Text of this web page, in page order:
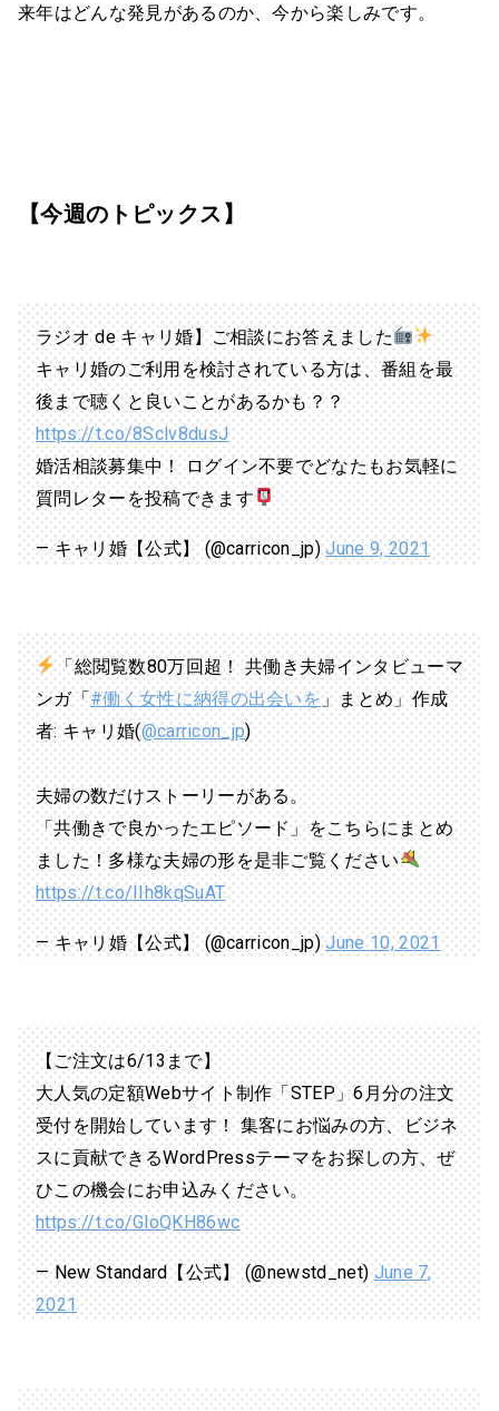
来年はどんな発見があるのか、今から楽しみです。
【今週のトピックス】
ラジオ de キャリ婚】ご相談にお答えました
キャリ婚のご利用を検討されている方は、番組を最
後まで聴くと良いことがあるかも？？
https://t.co/8Sclv8dusJ
婚活相談募集中！ ログイン不要でどなたもお気軽に
質問レターを投稿できます
— キャリ婚【公式】 (@carricon_jp)June 9, 2021
「総閲覧数80万回超！ 共働き夫婦インタビューマ
ンガ「#働く女性に納得の出会いを」まとめ」作成
者: キャリ婚(@carricon_jp)
夫婦の数だけストーリーがある。
「共働きで良かったエピソード」をこちらにまとめ
ました！多様な夫婦の形を是非ご覧ください
https://t.co/IIh8kqSuAT
— キャリ婚【公式】 (@carricon_jp)June 10, 2021
【ご注文は6/13まで】
大人気の定額Webサイト制作「STEP」6月分の注文
受付を開始しています！ 集客にお悩みの方、ビジネ
スに貢献できるWordPressテーマをお探しの方、ぜ
ひこの機会にお申込みください。
https://t.co/GloQKH86wc
— New Standard【公式】 (@newstd_net)June 7,
2021